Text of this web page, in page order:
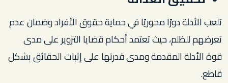
تلعب الأدلة دورًا محوريًا في حماية حقوق الأفراد وضمان عدم
تعرضهم للظلم، حيث تعتمد أحكام قضايا التزوير على مدى
قوة الأدلة المقدمة ومدى قدرتها على إثبات الحقائق بشكل
قاطع.